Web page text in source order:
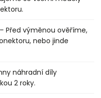
– Před výměnou ověříme,
nebo jinde
náhradní díly
2 roky.